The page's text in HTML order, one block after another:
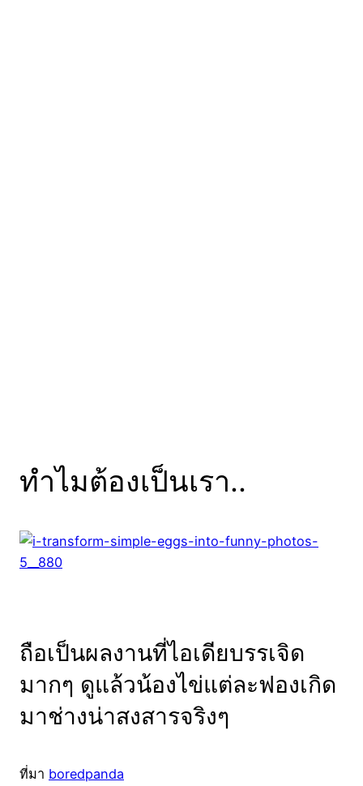
ทำไมต้องเป็นเรา..
ถือเป็นผลงานที่ไอเดียบรรเจิด
มากๆ ดูแล้วน้องไข่แต่ละฟองเกิด
มาช่างน่าสงสารจริงๆ
ที่มา boredpanda